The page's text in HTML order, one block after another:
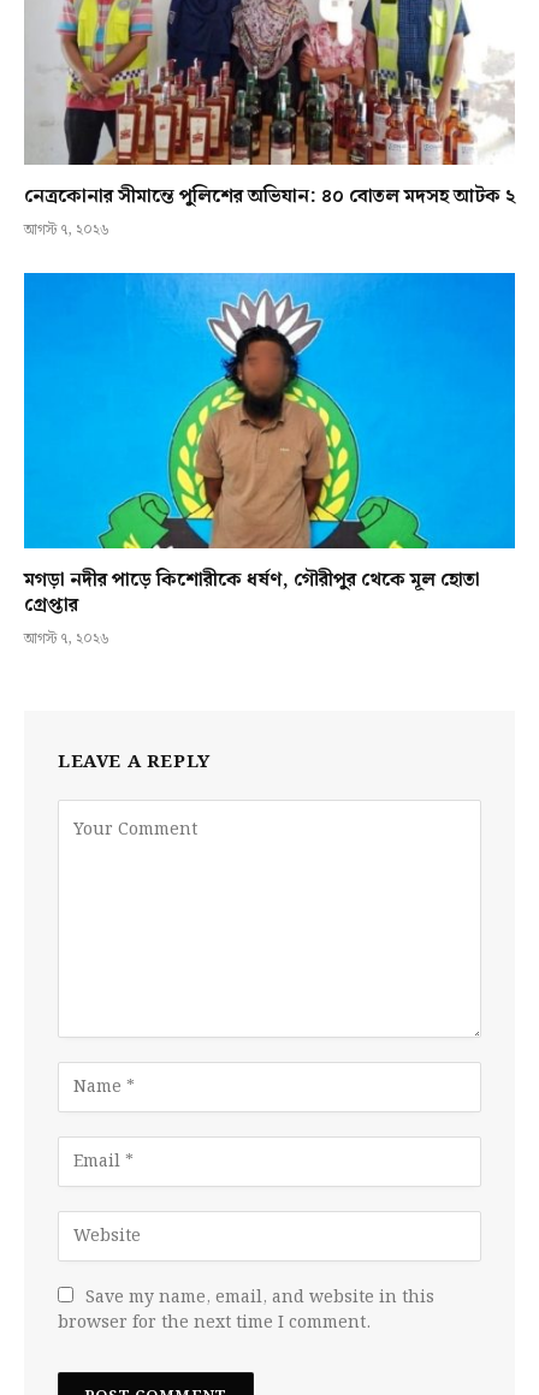
নেত্রকোনার সীমান্তে পুলিশের অভিযান: ৪০ বোতল মদসহ আটক ২
আগস্ট ৭, ২০২৬
মগড়া নদীর পাড়ে কিশোরীকে ধর্ষণ, গৌরীপুর থেকে মূল হোতা
গ্রেপ্তার
আগস্ট ৭, ২০২৬
LEAVE A REPLY
Save my name, email, and website in this
browser for the next time I comment.